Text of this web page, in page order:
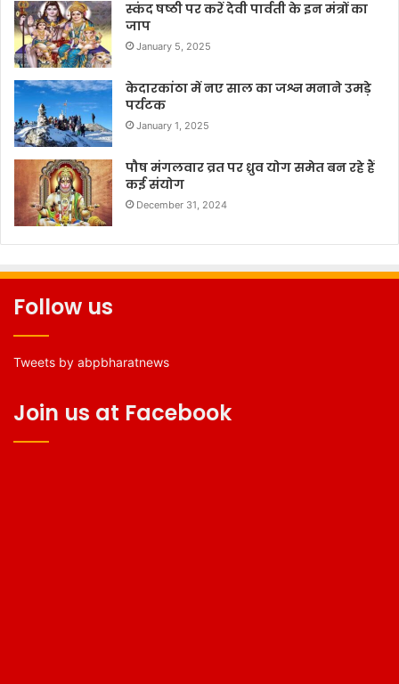
स्कंद षष्ठी पर करें देवी पार्वती के इन मंत्रों का
जाप
January 5, 2025
केदारकांठा में नए साल का जश्न मनाने उमड़े
पर्यटक
January 1, 2025
पौष मंगलवार व्रत पर ध्रुव योग समेत बन रहे हैं
कई संयोग
December 31, 2024
Follow us
Tweets by abpbharatnews
Join us at Facebook